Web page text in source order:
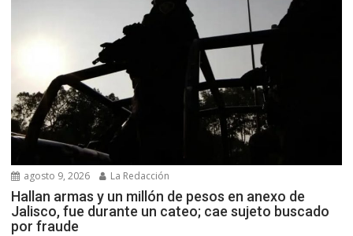
agosto 9, 2026 La Redacción
Hallan armas y un millón de pesos en anexo de
Jalisco, fue durante un cateo; cae sujeto buscado
por fraude